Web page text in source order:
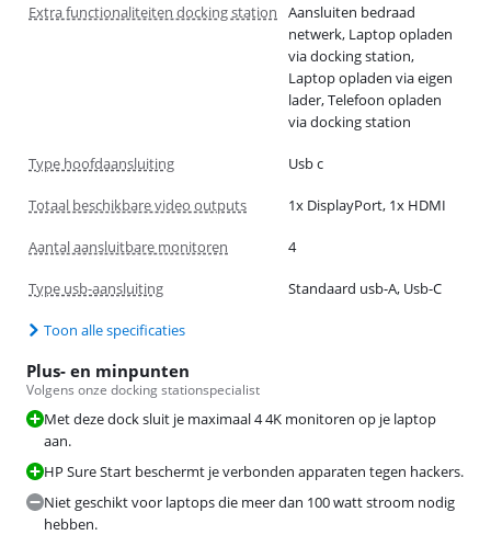
Extra functionaliteiten docking station
Aansluiten bedraad
netwerk, Laptop opladen
via docking station,
Laptop opladen via eigen
lader, Telefoon opladen
via docking station
Type hoofdaansluiting Usb c
Totaal beschikbare video outputs 1x DisplayPort, 1x HDMI
Aantal aansluitbare monitoren 4
Type usb-aansluiting Standaard usb-A, Usb-C
Toon alle specificaties
Plus- en minpunten
Volgens onze docking stationspecialist
Met deze dock sluit je maximaal 4 4K monitoren op je laptop
aan.
HP Sure Start beschermt je verbonden apparaten tegen hackers.
Niet geschikt voor laptops die meer dan 100 watt stroom nodig
hebben.